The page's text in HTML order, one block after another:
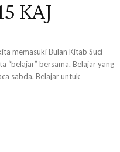
KAJ
memasuki Bulan Kitab Suci
“belajar” bersama. Belajar yang
sabda. Belajar untuk